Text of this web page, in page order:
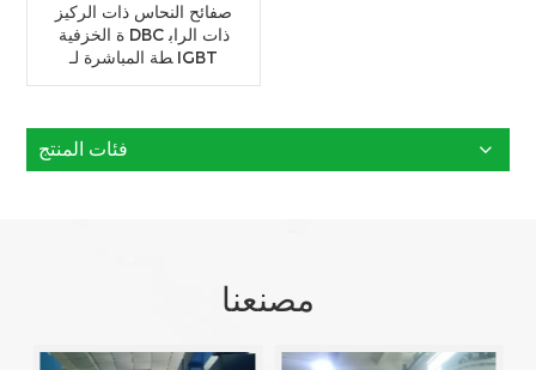
صفائح النحاس ذات الركيز
ة الخزفية DBC ذات الراب
طة المباشرة لـ IGBT
فئات المنتج
مصنعنا